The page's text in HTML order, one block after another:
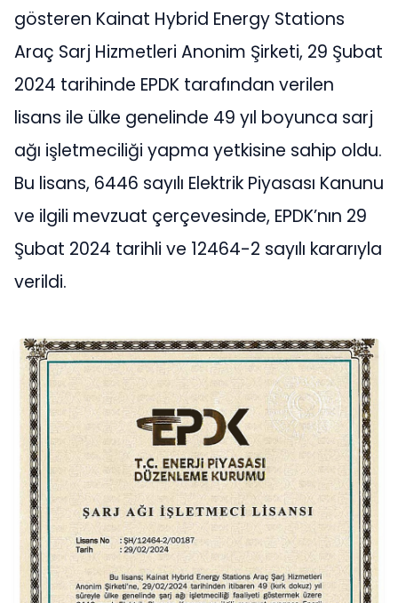
gösteren Kainat Hybrid Energy Stations
Araç Sarj Hizmetleri Anonim Şirketi, 29 Şubat
2024 tarihinde EPDK tarafından verilen
lisans ile ülke genelinde 49 yıl boyunca sarj
ağı işletmeciliği yapma yetkisine sahip oldu.
Bu lisans, 6446 sayılı Elektrik Piyasası Kanunu
ve ilgili mevzuat çerçevesinde, EPDK’nın 29
Şubat 2024 tarihli ve 12464-2 sayılı kararıyla
verildi.